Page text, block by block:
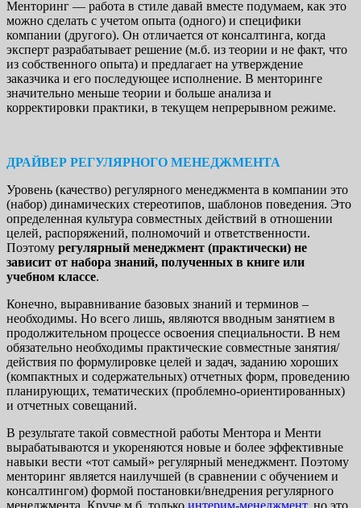
Менторинг — работа в стиле давай вместе подумаем, как это
можно сделать с учетом опыта (одного) и специфики
компании (другого). Он отличается от консалтинга, когда
эксперт разрабатывает решение (м.б. из теории и не факт, что
из собственного опыта) и предлагает на утверждение
заказчика и его последующее исполнение. В менторинге
значительно меньше теории и больше анализа и
корректировки практики, в текущем непрерывном режиме.
ДРАЙВЕР РЕГУЛЯРНОГО МЕНЕДЖМЕНТА
Уровень (качество) регулярного менеджмента в компании это
(набор) динамических стереотипов, шаблонов поведения. Это
определенная культура совместных действий в отношении
целей, распоряжений, полномочий и ответственности.
Поэтому регулярный менеджмент (практически) не
зависит от набора знаний, полученных в книге или
учебном классе.
Конечно, выравнивание базовых знаний и терминов –
необходимы. Но всего лишь, являются вводным занятием в
продолжительном процессе освоения специальности. В нем
обязательно необходимы практические совместные занятия/
действия по формулировке целей и задач, заданию хороших
(компактных и содержательных) отчетных форм, проведению
планирующих, тематических (проблемно-ориентированных)
и отчетных совещаний.
В результате такой совместной работы Ментора и Менти
вырабатываются и укореняются новые и более эффективные
навыки вести «тот самый» регулярный менеджмент. Поэтому
менторинг является наилучшей (в сравнении с обучением и
консалтингом) формой постановки/внедрения регулярного